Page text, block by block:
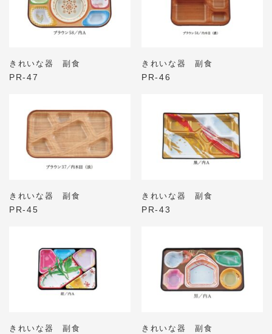
きれいな器 副食
PR-47
きれいな器 副食
PR-46
きれいな器 副食
PR-45
きれいな器 副食
PR-43
きれいな器 副食 きれいな器 副食